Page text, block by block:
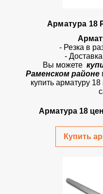
Арматура 18
- Резка в
-
Вы можете
Раменском районе
купить арматуру
Арматура 18
Купить